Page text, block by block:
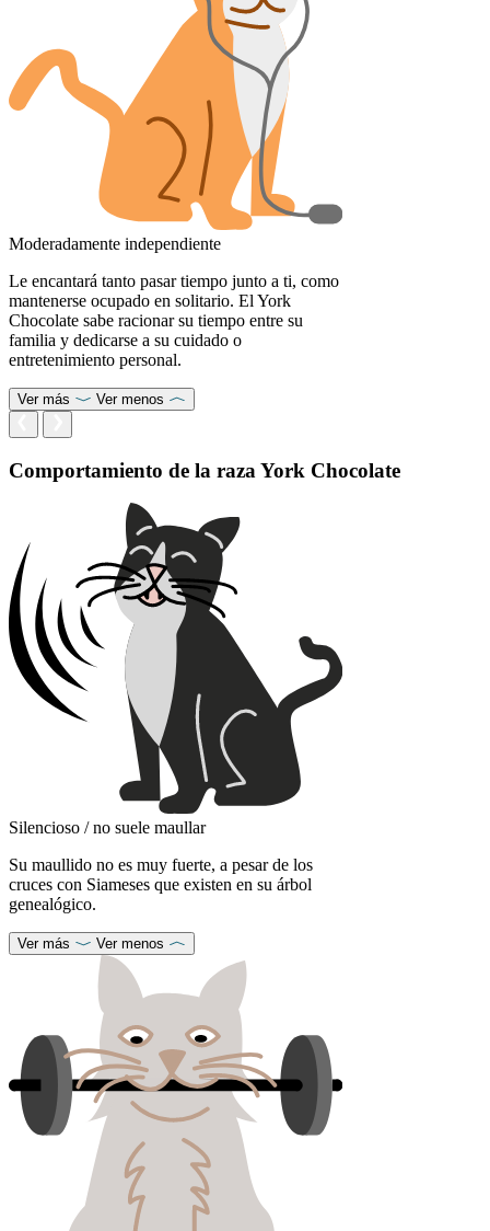
Moderadamente independiente
Le encantará tanto pasar tiempo junto a ti, como
mantenerse ocupado en solitario. El York
Chocolate sabe racionar su tiempo entre su
familia y dedicarse a su cuidado o
entretenimiento personal.
Ver más Ver menos
Comportamiento de la raza York Chocolate
Silencioso / no suele maullar
Su maullido no es muy fuerte, a pesar de los
cruces con Siameses que existen en su árbol
genealógico.
Ver más Ver menos